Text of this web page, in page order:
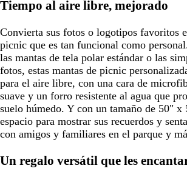
Tiempo al aire libre, mejorado
Convierta sus fotos o logotipos favoritos
picnic que es tan funcional como
las mantas de tela polar estándar o las
fotos, estas mantas de picnic
para el aire libre, con una cara de
suave y un forro resistente al agua que
suelo húmedo. Y con un tamaño de 50"
espacio para mostrar sus recuerdos y
con amigos y familiares en el parque y
Un regalo versátil que les